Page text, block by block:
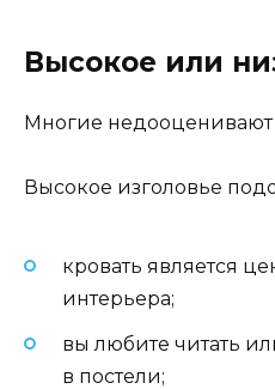
Высокое или
Многие недооценивают
Высокое изголовье
кровать является
интерьера;
вы любите читать
в постели;